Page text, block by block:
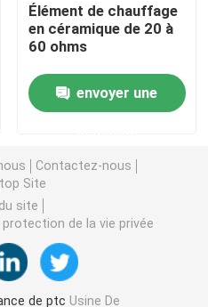
NTC
Élément de chauffage
en céramique de 20 à
60 ohms
envoyer une
Contactez-nous
Site
site
de la vie privée
de ptc Usine De